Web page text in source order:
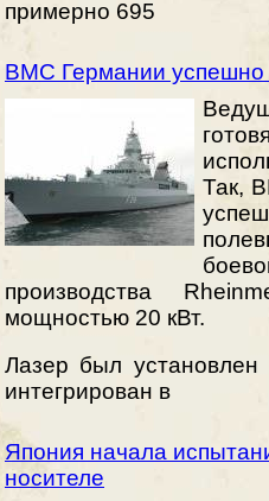
примерно 695
ВМС Германии успешно
Так,
производства
мощностью 20 кВт.
Лазер был
интегрирован в
Япония начала
носителе